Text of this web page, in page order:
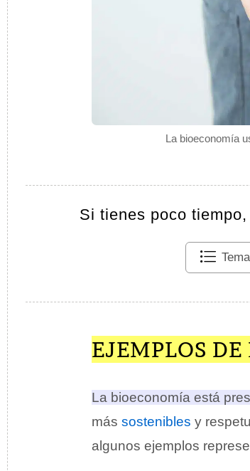
La bioeconomía
Si tienes poco
EJEMPLOS
La bioeconomía está
más sostenibles y
algunos ejemplos